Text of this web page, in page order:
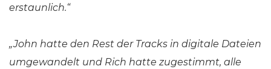
erstaunlich.“
„John hatte den Rest der Tracks in digitale Dateien
umgewandelt und Rich hatte zugestimmt, alle